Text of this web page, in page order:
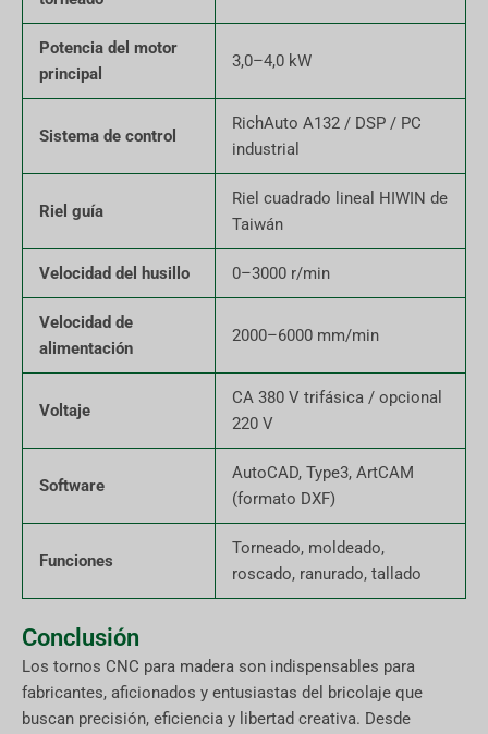
Potencia del motor
principal
3,0–4,0 kW
Sistema de control
RichAuto A132 / DSP / PC
industrial
Riel guía
Riel cuadrado lineal HIWIN de
Taiwán
Velocidad del husillo 0–3000 r/min
Velocidad de
alimentación
2000–6000 mm/min
Voltaje
CA 380 V trifásica / opcional
220 V
Software
AutoCAD, Type3, ArtCAM
(formato DXF)
Funciones
Torneado, moldeado,
roscado, ranurado, tallado
Conclusión
Los tornos CNC para madera son indispensables para
fabricantes, aficionados y entusiastas del bricolaje que
buscan precisión, eficiencia y libertad creativa. Desde